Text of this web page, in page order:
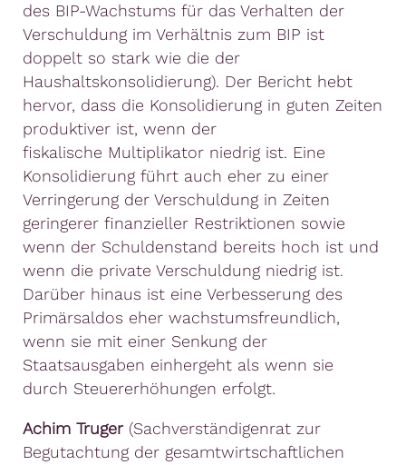
des BIP-Wachstums für das Verhalten der
Verschuldung im Verhältnis zum BIP ist
doppelt so stark wie die der
Haushaltskonsolidierung). Der Bericht hebt
hervor, dass die Konsolidierung in guten Zeiten
produktiver ist, wenn der
fiskalische Multiplikator niedrig ist. Eine
Konsolidierung führt auch eher zu einer
Verringerung der Verschuldung in Zeiten
geringerer finanzieller Restriktionen sowie
wenn der Schuldenstand bereits hoch ist und
wenn die private Verschuldung niedrig ist.
Darüber hinaus ist eine Verbesserung des
Primärsaldos eher wachstumsfreundlich,
wenn sie mit einer Senkung der
Staatsausgaben einhergeht als wenn sie
durch Steuererhöhungen erfolgt.
Achim Truger(Sachverständigenrat zur
Begutachtung der gesamtwirtschaftlichen